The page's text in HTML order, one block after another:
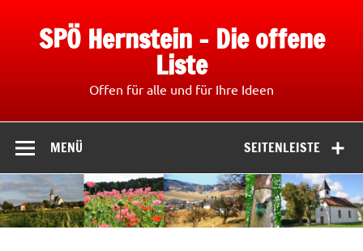
springenSPÖ Hernstein – Die offene
Liste
Offen für alle und für Ihre Ideen
SEITENLEISTE
MENÜ